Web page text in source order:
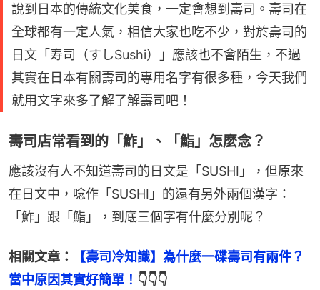
說到日本的傳統文化美食，一定會想到壽司。壽司在
全球都有一定人氣，相信大家也吃不少，對於壽司的
日文「寿司（すしSushi）」應該也不會陌生，不過
其實在日本有關壽司的專用名字有很多種，今天我們
就用文字來多了解了解壽司吧！
壽司店常看到的「鮓」、「鮨」怎麼念？
應該沒有人不知道壽司的日文是「SUSHI」，但原來
在日文中，唸作「SUSHI」的還有另外兩個漢字：
「鮓」跟「鮨」，到底三個字有什麼分別呢？
相關文章：
【壽司冷知識】為什麼一碟壽司有兩件？
當中原因其實好簡單！ 👇👇👇